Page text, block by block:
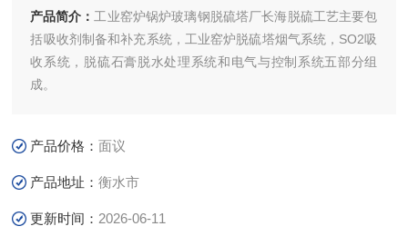
产品简介： 工业窑炉锅炉玻璃钢脱硫塔厂长海脱硫工艺主要包
括吸收剂制备和补充系统，工业窑炉脱硫塔烟气系统，SO2吸
收系统，脱硫石膏脱水处理系统和电气与控制系统五部分组
成。
产品价格：面议
产品地址：衡水市
更新时间： 2026-06-11